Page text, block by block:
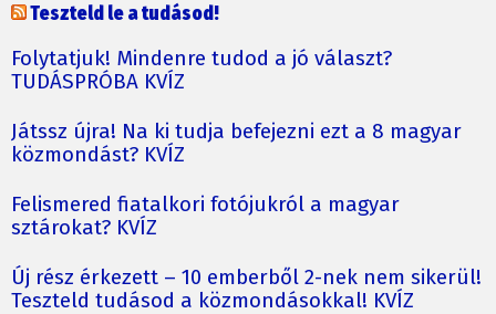
Teszteld le a tudásod!
Folytatjuk! Mindenre tudod a jó választ?
TUDÁSPRÓBA KVÍZ
Játssz újra! Na ki tudja befejezni ezt a 8 magyar
közmondást? KVÍZ
Felismered fiatalkori fotójukról a magyar
sztárokat? KVÍZ
Új rész érkezett – 10 emberből 2-nek nem sikerül!
Teszteld tudásod a közmondásokkal! KVÍZ